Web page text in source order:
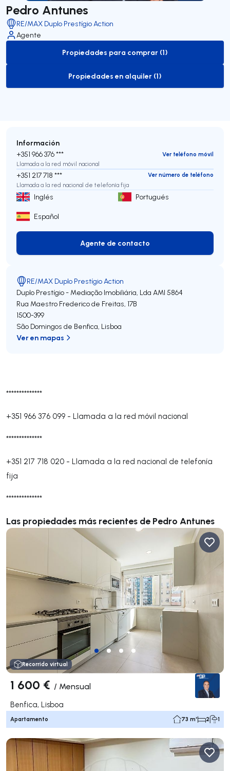
Pedro Antunes
RE/MAX Duplo Prestígio Action
Agente
to-buy-listing
Propiedades para comprar (1)
to-rent-listing
Propiedades en alquiler (1)
**************
+351 966 376 099 - Llamada a la red móvil nacional
**************
+351 217 718 020 - Llamada a la red nacional de telefonía
fija
**************
Las propiedades más recientes de Pedro Antunes
Recorrido virtual
1 600 € / Mensual
Benfica, Lisboa
Apartamento 73 m² 2 1
Información
+351 966 376 ***
Ver teléfono móvil
Llamada a la red móvil nacional
+351 217 718 ***
Ver número de teléfono
Llamada a la red nacional de telefonía fija
Inglés Portugués
Español
Agente de contacto
Agente de contacto
RE/MAX Duplo Prestígio Action
Duplo Prestígio - Mediação Imobiliária, Lda AMI 5864
Rua Maestro Frederico de Freitas, 17B
1500-399
São Domingos de Benfica, Lisboa
Ver en mapas